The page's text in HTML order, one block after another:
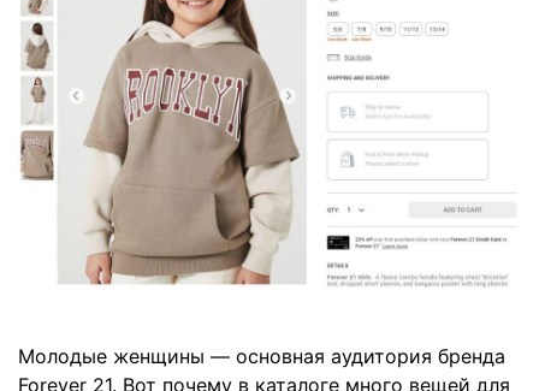
Молодые женщины — основная аудитория бренда
Forever 21. Вот почему в каталоге много вещей для